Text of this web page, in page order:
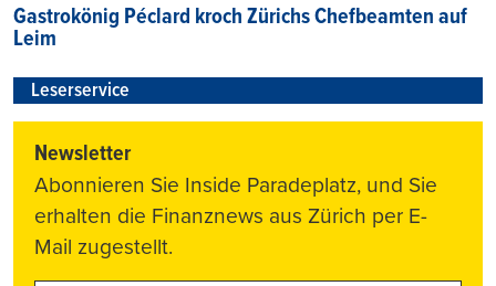
Gastrokönig Péclard kroch Zürichs Chefbeamten auf
Leim
Leserservice
Newsletter
Abonnieren Sie Inside Paradeplatz, und Sie
erhalten die Finanznews aus Zürich per E-
Mail zugestellt.